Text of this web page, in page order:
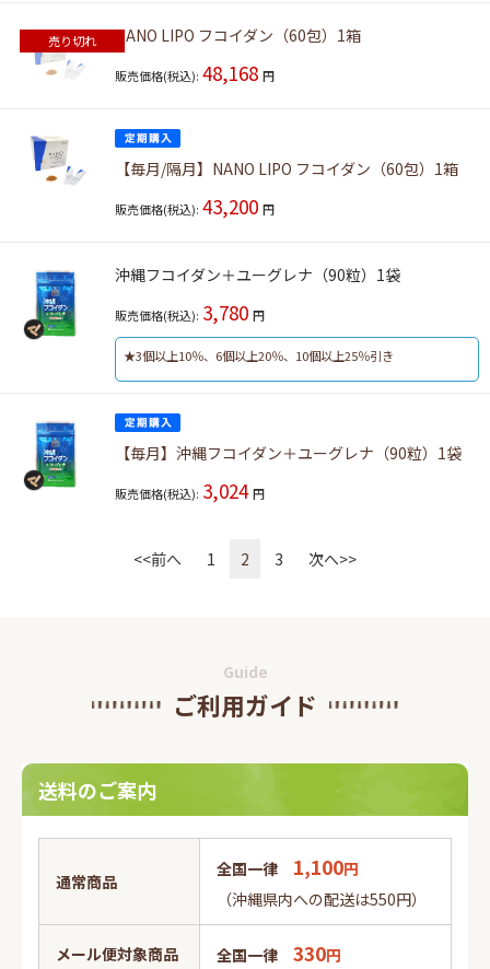
NANO LIPO フコイダン（60包）1箱
販売価格(税込): 48,168 円
売り切れ
【毎月/隔月】NANO LIPO フコイダン（60包）1箱
販売価格(税込): 43,200 円
沖縄フコイダン＋ユーグレナ（90粒）1袋
販売価格(税込): 3,780 円
★3個以上10％、6個以上20％、10個以上25％引き
【毎月】沖縄フコイダン＋ユーグレナ（90粒）1袋
販売価格(税込): 3,024円
<<前へ 1 2 3 次へ>>
Guide
ご利用ガイド
送料のご案内
通常商品
全国一律 1,100円
（沖縄県内への配送は550円）
メール便対象商品 全国一律 330円